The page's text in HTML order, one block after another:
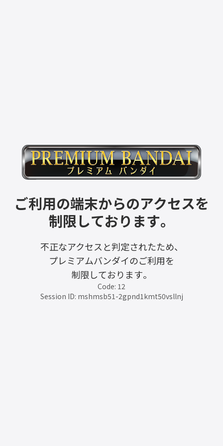
ご利用の端末からのアクセスを
制限しております。
不正なアクセスと判定されたため、
プレミアムバンダイのご利用を
制限しております。
Code: 12
Session ID: mshmsb51-2gpnd1kmt50vsllnj